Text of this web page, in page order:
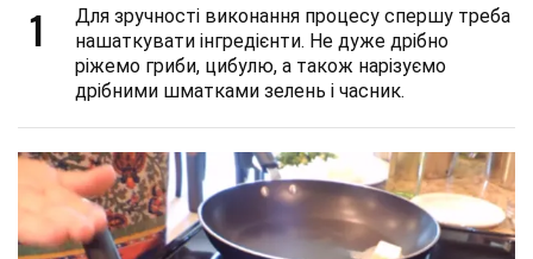
1
Для зручності виконання процесу спершу треба
нашаткувати інгредієнти. Не дуже дрібно
ріжемо гриби, цибулю, а також нарізуємо
дрібними шматками зелень і часник.